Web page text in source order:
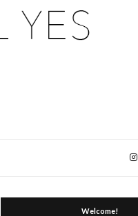
Welcome!